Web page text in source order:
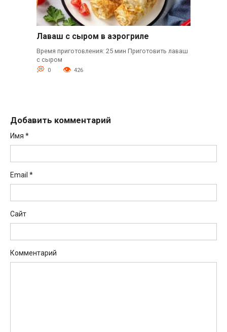
Лаваш с сыром в аэрогриле
Время приготовления: 25 мин Приготовить лаваш
с сыром
0 426
Добавить комментарий
Имя *
Email *
Сайт
Комментарий